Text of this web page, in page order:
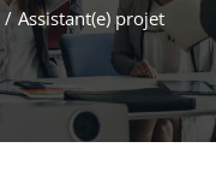
/ Assistant(e) projet